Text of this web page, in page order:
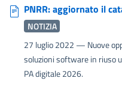
PNRR: aggiornato il
NOTIZIA
27 luglio 2022 — Nuove
soluzioni software in riuso
PA digitale 2026.